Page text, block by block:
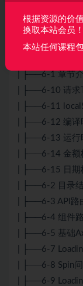
| ├──5-14 【资
| └──5-9 【资
| ├──6-1 章节
| ├──6-10 请求
| ├──6-11
| ├──6-12 编译
| ├──6-13 运行
| ├──6-14 金额
| ├──6-15 日期
| ├──6-2 目录
| ├──6-3 API路
| ├──6-4 组件
| ├──6-5 基础
| ├──6-7
| ├──6-8 Spin
| ├──6-9
根据资源的价
换取本站会员！
本站任何课程